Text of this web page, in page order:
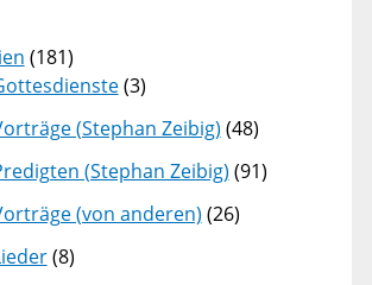
(181)
(3)
(Stephan Zeibig) (48)
(Stephan Zeibig) (91)
(von anderen) (26)
(8)